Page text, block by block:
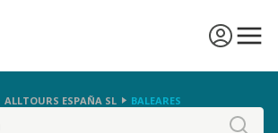
ALLTOURS ESPAÑA SL BALEARES